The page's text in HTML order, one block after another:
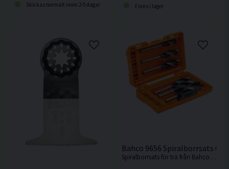
Skickas normalt inom 2-5 dagar Finns i lager
Bahco 9656 Spiralborrsats 6
Spiralborrsats för trä från Bahco med tre skär och 1/4" snabbfäste.